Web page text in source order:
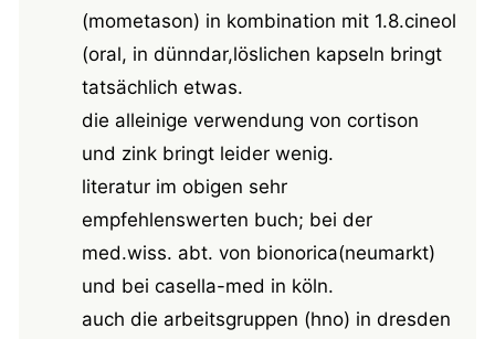
(mometason) in kombination mit 1.8.cineol
(oral, in dünndar,löslichen kapseln bringt
tatsächlich etwas.
die alleinige verwendung von cortison
und zink bringt leider wenig.
literatur im obigen sehr
empfehlenswerten buch; bei der
med.wiss. abt. von bionorica(neumarkt)
und bei casella-med in köln.
auch die arbeitsgruppen (hno) in dresden